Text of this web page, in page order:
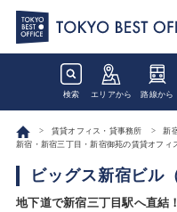
検索 エリアから 路線から
賃貸オフィス・貸事務所
新
新宿・新宿三丁目・新宿御苑の賃貸オフィ
ビッグス新宿ビル
地下道で新宿三丁目駅へ直結